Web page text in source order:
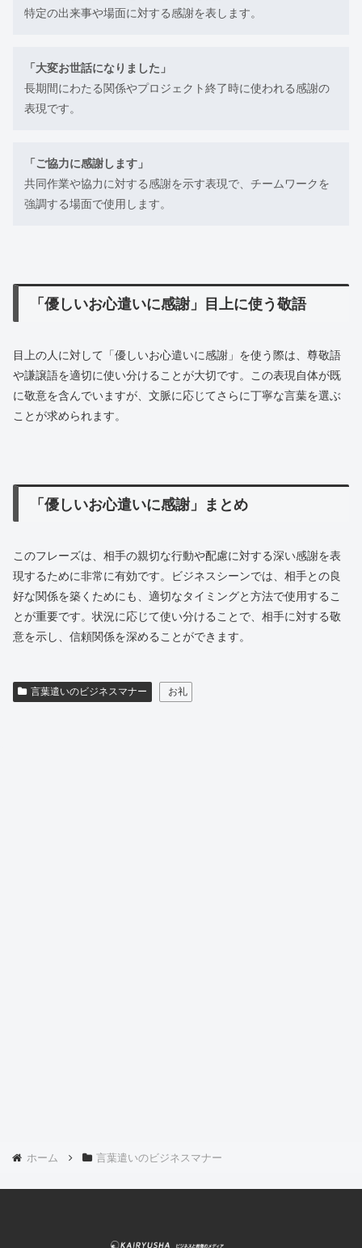
特定の出来事や場面に対する感謝を表します。
「大変お世話になりました」
長期間にわたる関係やプロジェクト終了時に使われる感謝の
表現です。
「ご協力に感謝します」
共同作業や協力に対する感謝を示す表現で、チームワークを
強調する場面で使用します。
「優しいお心遣いに感謝」目上に使う敬語
目上の人に対して「優しいお心遣いに感謝」を使う際は、尊敬語
や謙譲語を適切に使い分けることが大切です。この表現自体が既
に敬意を含んでいますが、文脈に応じてさらに丁寧な言葉を選ぶ
ことが求められます。
「優しいお心遣いに感謝」まとめ
このフレーズは、相手の親切な行動や配慮に対する深い感謝を表
現するために非常に有効です。ビジネスシーンでは、相手との良
好な関係を築くためにも、適切なタイミングと方法で使用するこ
とが重要です。状況に応じて使い分けることで、相手に対する敬
意を示し、信頼関係を深めることができます。
言葉遣いのビジネスマナー お礼
ホーム 言葉遣いのビジネスマナー